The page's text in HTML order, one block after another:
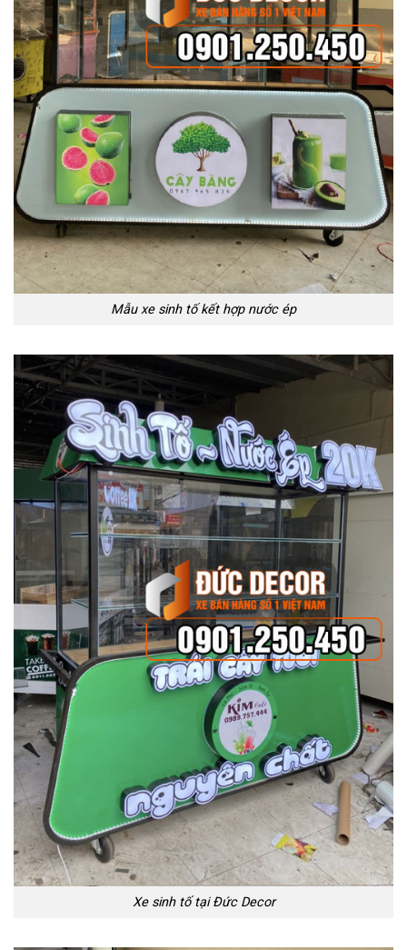
Mẫu xe sinh tố kết hợp nước ép
Xe sinh tố tại Đức Decor